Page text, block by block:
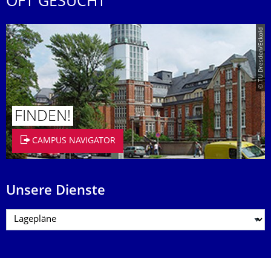
© TU Dresden/Eckold
FINDEN!
CAMPUS NAVIGATOR
Unsere Dienste